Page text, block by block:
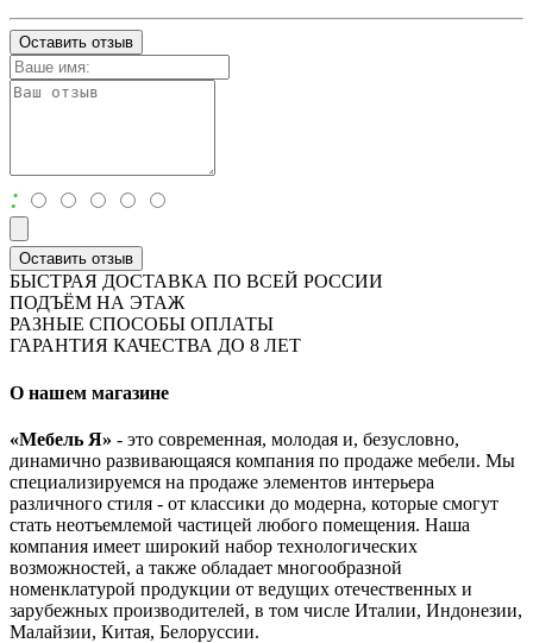
Оставить отзыв
:
Оставить отзыв
БЫСТРАЯ ДОСТАВКА ПО ВСЕЙ РОССИИ
ПОДЪЁМ НА ЭТАЖ
РАЗНЫЕ СПОСОБЫ ОПЛАТЫ
ГАРАНТИЯ КАЧЕСТВА ДО 8 ЛЕТ
О нашем магазине
«Мебель Я» - это современная, молодая и, безусловно,
динамично развивающаяся компания по продаже мебели. Мы
специализируемся на продаже элементов интерьера
различного стиля - от классики до модерна, которые смогут
стать неотъемлемой частицей любого помещения. Наша
компания имеет широкий набор технологических
возможностей, а также обладает многообразной
номенклатурой продукции от ведущих отечественных и
зарубежных производителей, в том числе Италии, Индонезии,
Малайзии, Китая, Белоруссии.